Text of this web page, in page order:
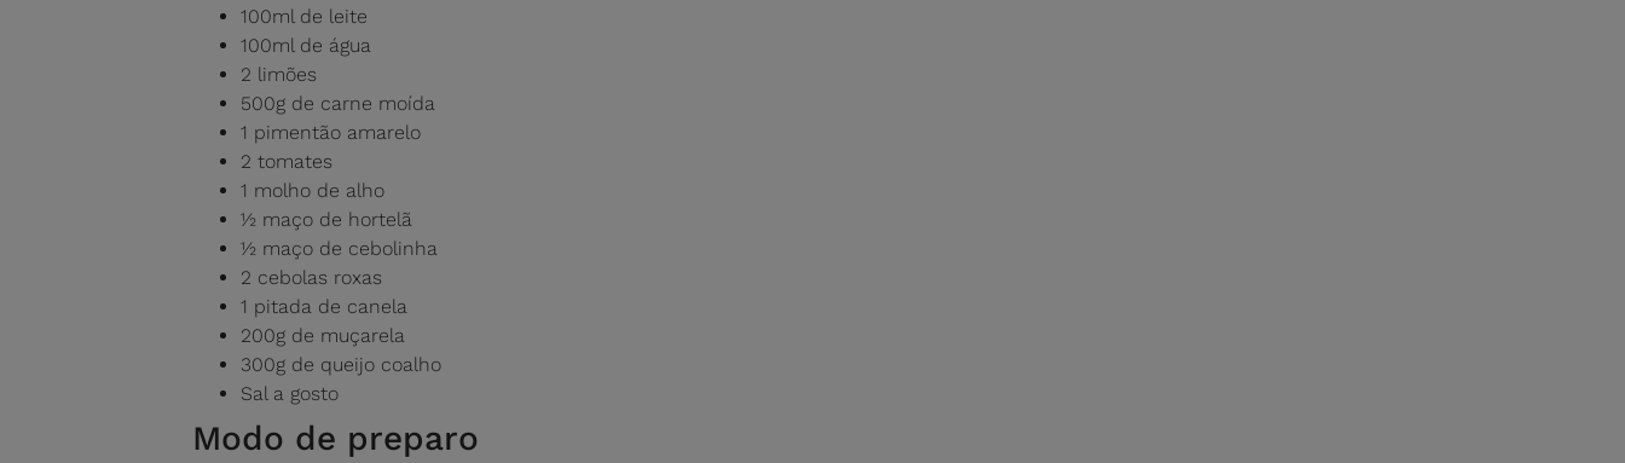
100ml de leite
100ml de água
2 limões
500g de carne moída
1 pimentão amarelo
2 tomates
1 molho de alho
½ maço de hortelã
½ maço de cebolinha
2 cebolas roxas
1 pitada de canela
200g de muçarela
300g de queijo coalho
Sal a gosto
Modo de preparo